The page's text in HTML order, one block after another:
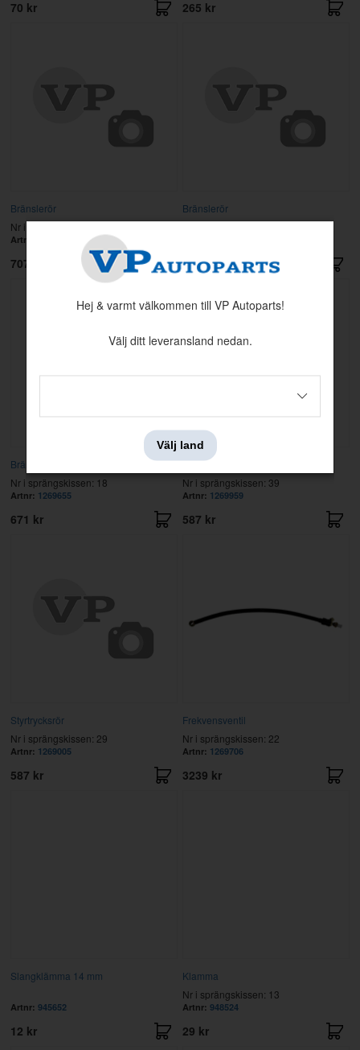
70 kr 265 kr
Bränslerör
Nr i sprängskissen: 15
Artnr:
707 kr
Bränslerör
743 kr
Bränslerör
Nr i sprängskissen: 18
Artnr: 1269655
671 kr
Bränslerör
Nr i sprängskissen: 39
Artnr: 1269959
587 kr
Styrtrycksrör
Nr i sprängskissen: 29
Artnr: 1269005
587 kr
Frekvensventil
Nr i sprängskissen: 22
Artnr: 1269706
3239 kr
Slangklämma 14 mm
Artnr: 945652
12 kr
Klamma
Nr i sprängskissen: 13
Artnr: 948524
29 kr
Hej & varmt välkommen till VP Autoparts!
Välj ditt leveransland nedan.
Välj land